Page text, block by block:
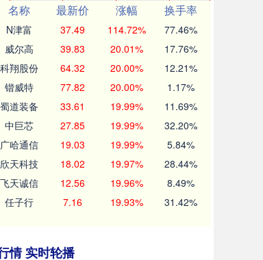
名称 最新价 涨幅
换手率
N津富 37.49 114.72% 77.46%
威尔高 39.83 20.01% 17.76%
科翔股份 64.32 20.00% 12.21%
锴威特 77.82 20.00% 1.17%
蜀道装备 33.61 19.99% 11.69%
中巨芯 27.85 19.99% 32.20%
广哈通信 19.03 19.99% 5.84%
欣天科技 18.02 19.97% 28.44%
飞天诚信 12.56 19.96% 8.49%
任子行 7.16 19.93% 31.42%
情 实时轮播